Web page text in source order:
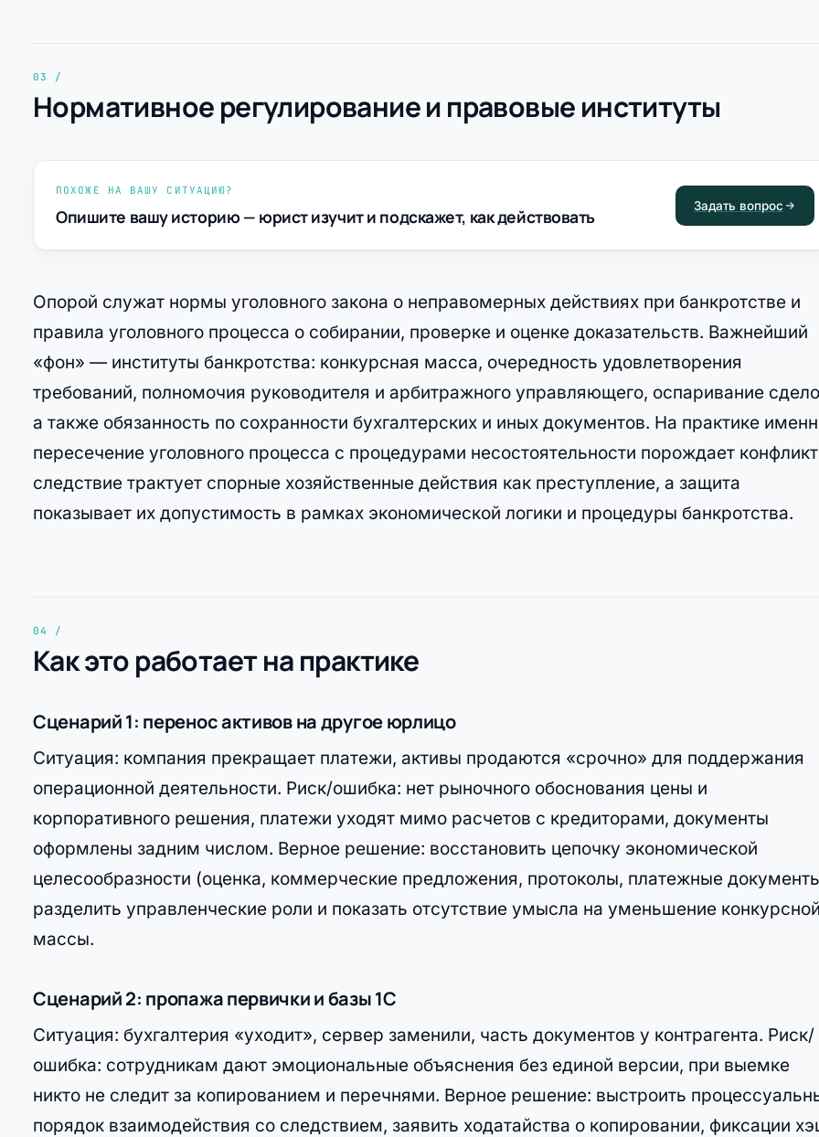
Нормативное регулирование и правовые институты
ПОХОЖЕ НА ВАШУ СИТУАЦИЮ?
Опишите вашу историю — юрист изучит и подскажет, как действовать
Задать вопрос
Опорой служат нормы уголовного закона о неправомерных действиях при банкротстве и
правила уголовного процесса о собирании, проверке и оценке доказательств. Важнейший
«фон» — институты банкротства: конкурсная масса, очередность удовлетворения
требований, полномочия руководителя и арбитражного управляющего, оспаривание
а также обязанность по сохранности бухгалтерских и иных документов. На практике
пересечение уголовного процесса с процедурами несостоятельности порождает
следствие трактует спорные хозяйственные действия как преступление, а защита
показывает их допустимость в рамках экономической логики и процедуры банкротства.
Как это работает на практике
Сценарий 1: перенос активов на другое юрлицо
Ситуация: компания прекращает платежи, активы продаются «срочно» для поддержания
операционной деятельности. Риск/ошибка: нет рыночного обоснования цены и
корпоративного решения, платежи уходят мимо расчетов с кредиторами, документы
оформлены задним числом. Верное решение: восстановить цепочку экономической
целесообразности (оценка, коммерческие предложения, протоколы, платежные
разделить управленческие роли и показать отсутствие умысла на уменьшение
массы.
Сценарий 2: пропажа первички и базы 1С
Ситуация: бухгалтерия «уходит», сервер заменили, часть документов у контрагента. Риск/
ошибка: сотрудникам дают эмоциональные объяснения без единой версии, при выемке
никто не следит за копированием и перечнями. Верное решение: выстроить
порядок взаимодействия со следствием, заявить ходатайства о копировании, фиксации